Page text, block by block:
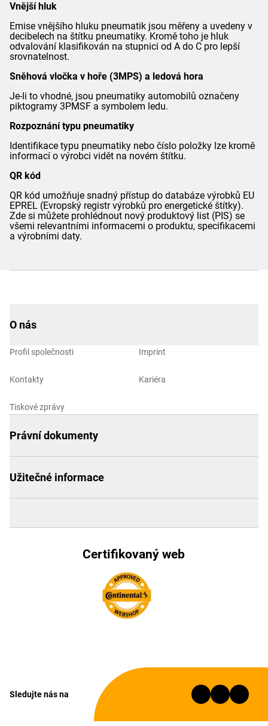
Vnější hluk
Emise vnějšího hluku pneumatik jsou měřeny a uvedeny v
decibelech na štítku pneumatiky. Kromě toho je hluk
odvalování klasifikován na stupnici od A do C pro lepší
srovnatelnost.
Sněhová vločka v hoře (3MPS) a ledová hora
Je-li to vhodné, jsou pneumatiky automobilů označeny
piktogramy 3PMSF a symbolem ledu.
Rozpoznání typu pneumatiky
Identifikace typu pneumatiky nebo číslo položky lze kromě
informací o výrobci vidět na novém štítku.
QR kód
QR kód umožňuje snadný přístup do databáze výrobků EU
EPREL (Evropský registr výrobků pro energetické štítky).
Zde si můžete prohlédnout nový produktový list (PIS) se
všemi relevantními informacemi o produktu, specifikacemi
a výrobními daty.
O nás
Profil společnosti
Kontakty
Tiskové zprávy
Imprint
Kariéra
Právní dokumenty
Užitečné informace
Certifikovaný web
Sledujte nás na